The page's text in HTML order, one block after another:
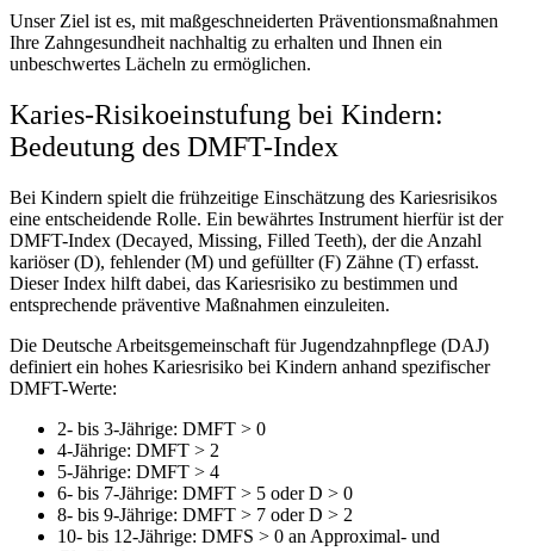
Unser Ziel ist es, mit maßgeschneiderten Präventionsmaßnahmen
Ihre Zahngesundheit nachhaltig zu erhalten und Ihnen ein
unbeschwertes Lächeln zu ermöglichen.
Karies-Risikoeinstufung bei Kindern:
Bedeutung des DMFT-Index
Bei Kindern spielt die frühzeitige Einschätzung des Kariesrisikos
eine entscheidende Rolle. Ein bewährtes Instrument hierfür ist der
DMFT-Index (Decayed, Missing, Filled Teeth), der die Anzahl
kariöser (D), fehlender (M) und gefüllter (F) Zähne (T) erfasst.
Dieser Index hilft dabei, das Kariesrisiko zu bestimmen und
entsprechende präventive Maßnahmen einzuleiten.
Die Deutsche Arbeitsgemeinschaft für Jugendzahnpflege (DAJ)
definiert ein hohes Kariesrisiko bei Kindern anhand spezifischer
DMFT-Werte:
2- bis 3-Jährige: DMFT > 0
4-Jährige: DMFT > 2
5-Jährige: DMFT > 4
6- bis 7-Jährige: DMFT > 5 oder D > 0
8- bis 9-Jährige: DMFT > 7 oder D > 2
10- bis 12-Jährige: DMFS > 0 an Approximal- und